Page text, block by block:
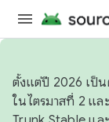
ตั้งแต่ปี 2026 เป็น
ในไตรมาสที่ 2 แล